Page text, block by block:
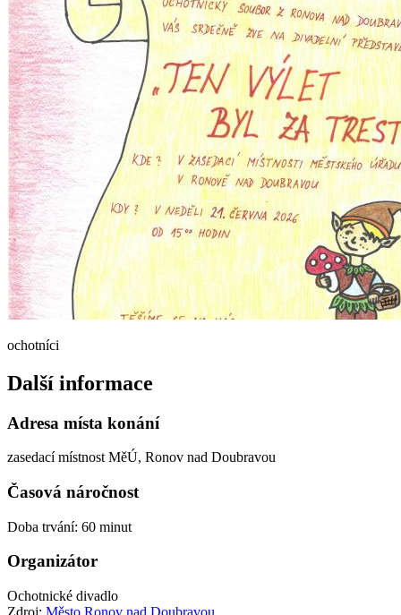
ochotníci
Další informace
Adresa místa konání
zasedací místnost MěÚ, Ronov nad Doubravou
Časová náročnost
Doba trvání: 60 minut
Organizátor
Ochotnické divadlo
Zdroj: Město Ronov nad Doubravou